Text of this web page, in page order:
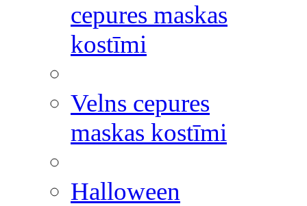
cepures maskas
kostīmi
Velns cepures
maskas kostīmi
Halloween